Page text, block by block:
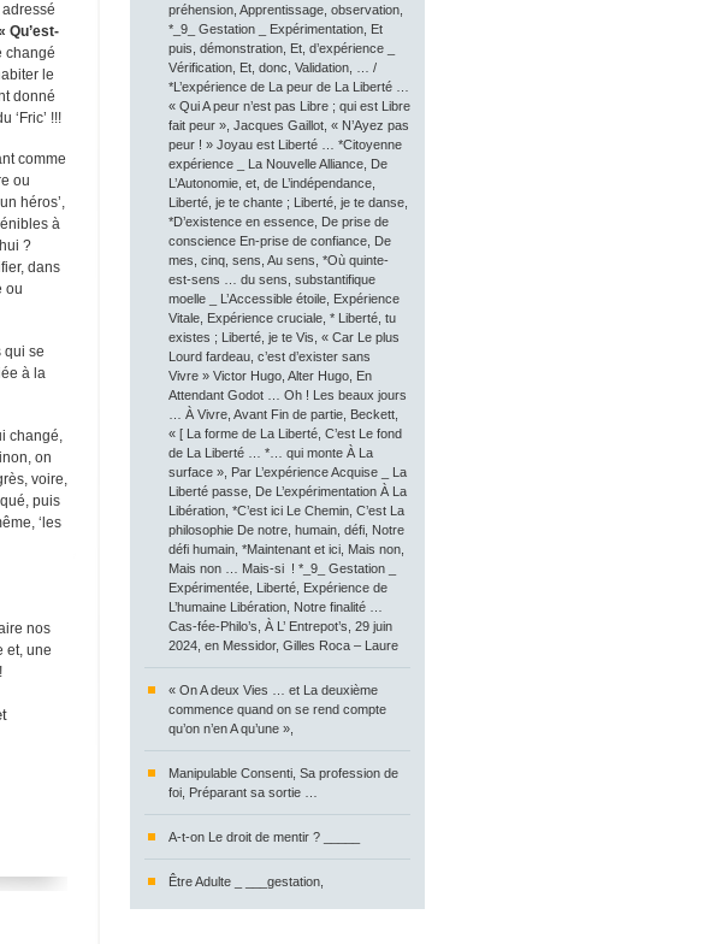
Qu’est-
changé
le
donné
‘Fric’ !!!
comme
ou
héros’,
à
?
dans
ou
qui se
à la
changé,
on
voire,
puis
‘les
nos
et, une
préhension, Apprentissage, observation,
*_9_ Gestation _ Expérimentation, Et
puis, démonstration, Et, d’expérience _
Vérification, Et, donc, Validation, … /
*L’expérience de La peur de La Liberté …
« Qui A peur n’est pas Libre ; qui est Libre
fait peur », Jacques Gaillot, « N’Ayez pas
peur ! » Joyau est Liberté … *Citoyenne
expérience _ La Nouvelle Alliance, De
L’Autonomie, et, de L’indépendance,
Liberté, je te chante ; Liberté, je te danse,
*D’existence en essence, De prise de
conscience En-prise de confiance, De
mes, cinq, sens, Au sens, *Où quinte-
est-sens … du sens, substantifique
moelle _ L’Accessible étoile, Expérience
Vitale, Expérience cruciale, * Liberté, tu
existes ; Liberté, je te Vis, « Car Le plus
Lourd fardeau, c’est d’exister sans
Vivre » Victor Hugo, Alter Hugo, En
Attendant Godot … Oh ! Les beaux jours
… À Vivre, Avant Fin de partie, Beckett,
« [ La forme de La Liberté, C’est Le fond
de La Liberté … *… qui monte À La
surface », Par L’expérience Acquise _ La
Liberté passe, De L’expérimentation À La
Libération, *C’est ici Le Chemin, C’est La
philosophie De notre, humain, défi, Notre
défi humain, *Maintenant et ici, Mais non,
Mais non … Mais-si ! *_9_ Gestation _
Expérimentée, Liberté, Expérience de
L’humaine Libération, Notre finalité …
Cas-fée-Philo’s, À L’ Entrepot’s, 29 juin
2024, en Messidor, Gilles Roca – Laure
« On A deux Vies … et La deuxième
commence quand on se rend compte
qu’on n’en A qu’une »,
Manipulable Consenti, Sa profession de
foi, Préparant sa sortie …
A-t-on Le droit de mentir ? _____
Être Adulte _ ___gestation,